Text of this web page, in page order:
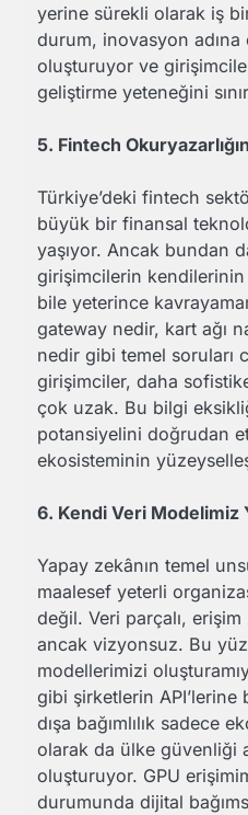
yerine sürekli olarak iş
durum, inovasyon
oluşturuyor ve
geliştirme yeteneğini
5. Fintech
Türkiye’deki fintech
büyük bir finansal
yaşıyor. Ancak bundan
girişimcilerin
bile yeterince
gateway nedir, kart ağı
nedir gibi temel soruları
girişimciler, daha
çok uzak. Bu bilgi
potansiyelini doğrudan
ekosisteminin
6. Kendi Veri Modelimiz
Yapay zekânın temel
maalesef yeterli
değil. Veri parçalı, erişim
ancak vizyonsuz. Bu
modellerimizi
gibi şirketlerin API’lerine
dışa bağımlılık sadece
olarak da ülke güvenliği
oluşturuyor. GPU
durumunda dijital